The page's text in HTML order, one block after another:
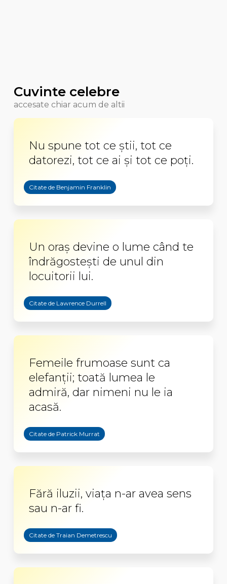
Cuvinte celebre
accesate chiar acum de altii
Nu spune tot ce ştii, tot ce
datorezi, tot ce ai şi tot ce poţi.
Citate de Benjamin Franklin
Un oraș devine o lume când te
îndrăgostești de unul din
locuitorii lui.
Citate de Lawrence Durrell
Femeile frumoase sunt ca
elefanţii; toată lumea le
admiră, dar nimeni nu le ia
acasă.
Citate de Patrick Murrat
Fără iluzii, viaţa n-ar avea sens
sau n-ar fi.
Citate de Traian Demetrescu